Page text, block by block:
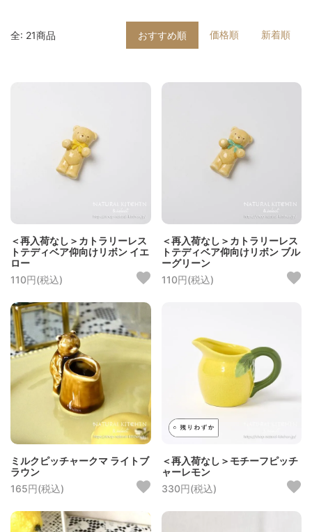
全: 21商品 おすすめ順 価格順 新着順
＜再入荷なし＞カトラリーレス
トテディベア仰向けリボン イエ
ロー
110円(税込)
＜再入荷なし＞カトラリーレス
トテディベア仰向けリボン ブル
ーグリーン
110円(税込)
ミルクピッチャークマ ライトブ
ラウン
165円(税込)
＜再入荷なし＞モチーフピッチ
ャーレモン
330円(税込)